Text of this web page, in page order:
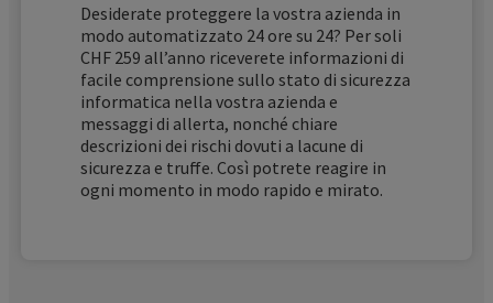
Desiderate proteggere la vostra azienda in
modo automatizzato 24 ore su 24? Per soli
CHF 259 all’anno riceverete informazioni di
facile comprensione sullo stato di sicurezza
informatica nella vostra azienda e
messaggi di allerta, nonché chiare
descrizioni dei rischi dovuti a lacune di
sicurezza e truffe. Così potrete reagire in
ogni momento in modo rapido e mirato.